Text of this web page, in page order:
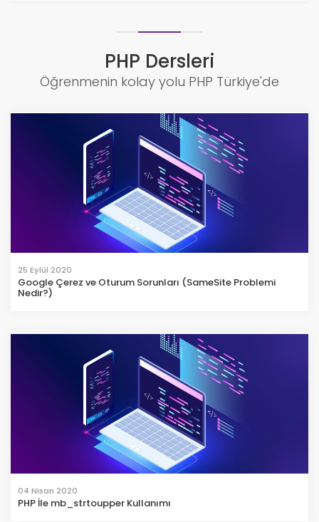
PHP Dersleri
Öğrenmenin kolay yolu PHP Türkiye'de
25 Eylül 2020
Google Çerez ve Oturum Sorunları (SameSite Problemi
Nedir?)
04 Nisan 2020
PHP İle mb_strtoupper Kullanımı